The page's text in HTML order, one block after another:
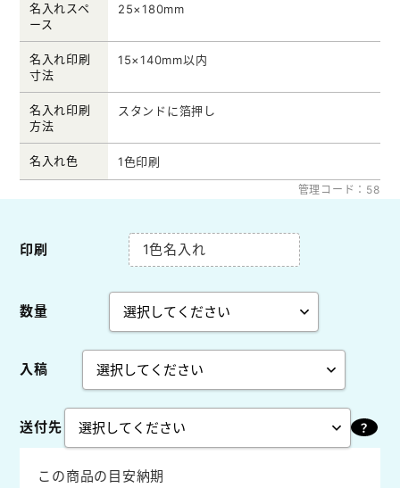
名入れスペ
ース
25×180mm
名入れ印刷
寸法
15×140mm以内
名入れ印刷
方法
スタンドに箔押し
名入れ色 1色印刷
管理コード：58
印刷 1色名入れ
数量
入稿
送付先
この商品の目安納期